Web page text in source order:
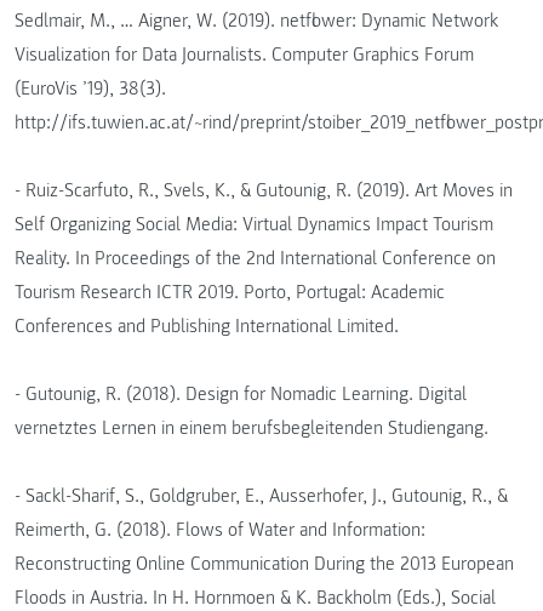
Sedlmair, M., … Aigner, W. (2019). netflower: Dynamic Network
Visualization for Data Journalists. Computer Graphics Forum
(EuroVis ’19), 38(3).
http://ifs.tuwien.ac.at/~rind/preprint/
- Ruiz-Scarfuto, R., Svels, K., & Gutounig, R. (2019). Art Moves in
Self Organizing Social Media: Virtual Dynamics Impact Tourism
Reality. In Proceedings of the 2nd International Conference on
Tourism Research ICTR 2019. Porto, Portugal: Academic
Conferences and Publishing International Limited.
- Gutounig, R. (2018). Design for Nomadic Learning. Digital
vernetztes Lernen in einem berufsbegleitenden Studiengang.
- Sackl-Sharif, S., Goldgruber, E., Ausserhofer, J., Gutounig, R., &
Reimerth, G. (2018). Flows of Water and Information:
Reconstructing Online Communication During the 2013 European
Floods in Austria. In H. Hornmoen & K. Backholm (Eds.), Social